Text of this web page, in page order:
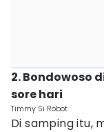
2. Bondowoso
sore hari
Timmy Si Robot
Di samping itu,